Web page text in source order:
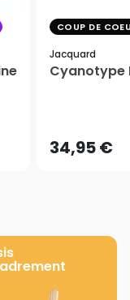
COUP DE
Jacquard
Cyanotype
34,95 €